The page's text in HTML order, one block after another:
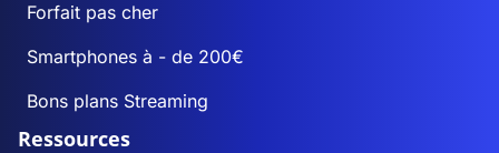
Forfait pas cher
Smartphones à - de 200€
Bons plans Streaming
Ressources